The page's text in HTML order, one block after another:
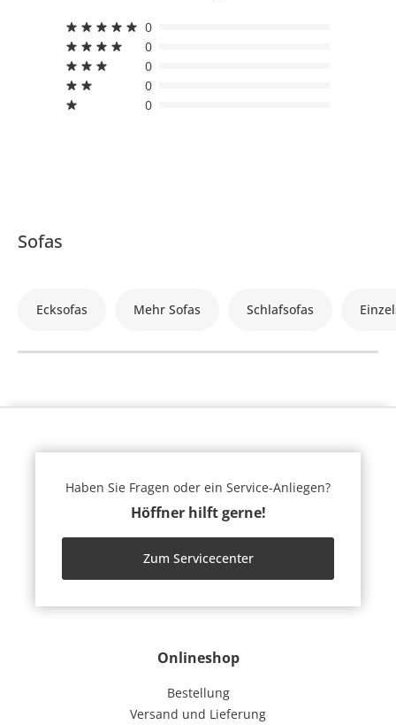
0
0
0
0
0
Sofas
Ecksofas Mehr Sofas Schlafsofas
Onlineshop
Bestellung
Versand und Lieferung
Haben Sie Fragen oder ein Service-Anliegen?
Höffner hilft gerne!
Zum Servicecenter